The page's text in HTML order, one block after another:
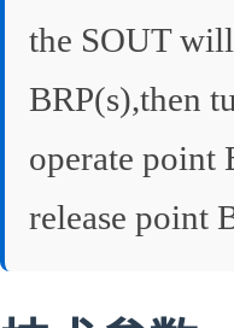
the SOUT
BRP(s),then
operate point
release point